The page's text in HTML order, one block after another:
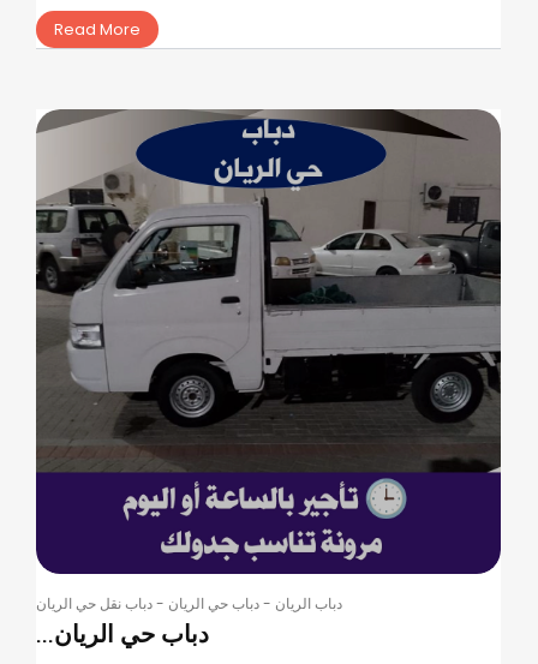
Read More
دباب الريان -دباب حي الريان -دباب نقل حي الريان
دباب حي الريان...